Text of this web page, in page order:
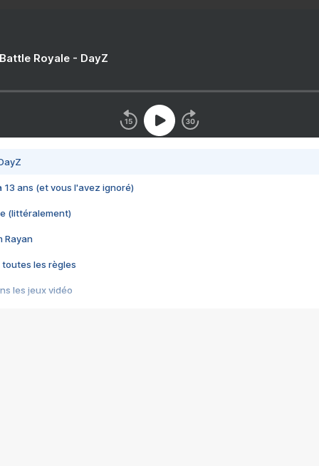
Royale - DayZ
13 ans (et vous l'avez ignoré)
(littéralement)
Rayan
toutes les règles
les jeux vidéo